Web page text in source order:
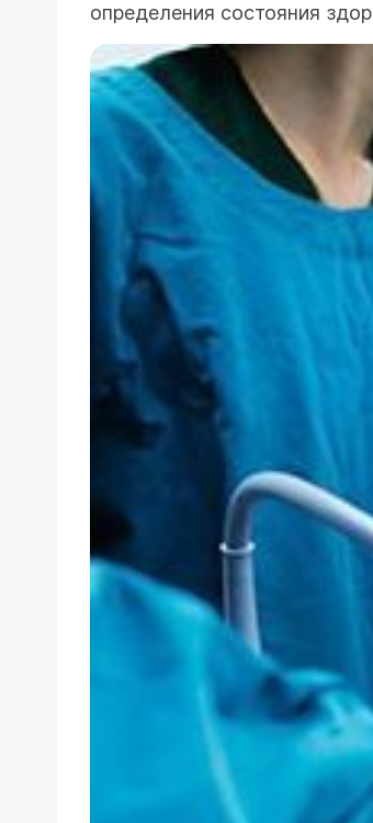
определения состояния